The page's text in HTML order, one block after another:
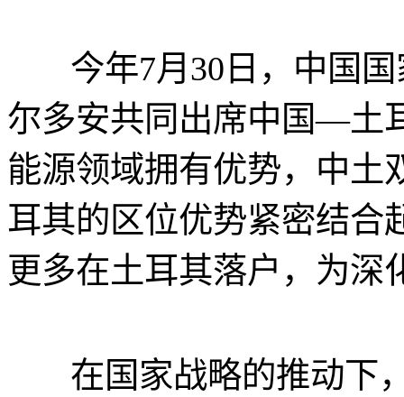
今年7月30日，中国国
尔多安共同出席中国—土
能源领域拥有优势，中土
耳其的区位优势紧密结合
更多在土耳其落户，为
在国家战略的推动下，